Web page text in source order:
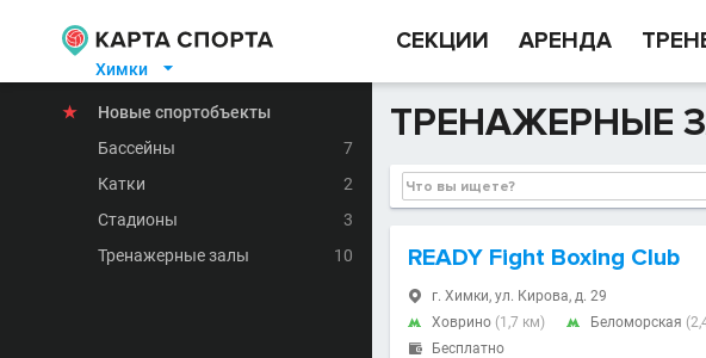
Химки 
СЕКЦИИ АРЕНДА
★
Новые спортобъекты
Бассейны
7
Катки
2
Стадионы
3
Тренажерные залы
10
ТРЕНАЖЕРНЫЕ
READY Fight Boxing Club
 г. Химки, ул. Кирова, д. 29
 Ховрино (1,7 км)  Беломорская
 Бесплатно